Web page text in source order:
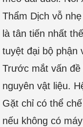
Thẩm Dịch vỗ
là tân tiến nhất
tuyệt đại bộ phận
Trước mắt vấn
nguyên vật liệu.
Gặt chỉ có thể
nếu không có